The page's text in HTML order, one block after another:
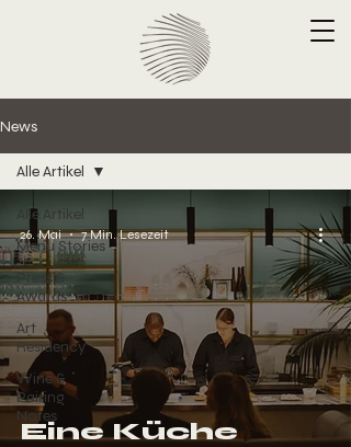
News
Alle Artikel
Menu Stories
Press &
Awards
Art
Residency
Wine &
Pairing
Notes
Alle Artikel
Eine Küche
26. Mai 7 Min. Lesezeit